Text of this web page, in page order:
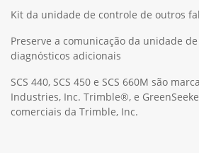
Kit da unidade de controle de outros
Preserve a comunicação da unidade
diagnósticos adicionais
SCS 440, SCS 450 e SCS 660M são
Industries, Inc. Trimble®, e
comerciais da Trimble, Inc.